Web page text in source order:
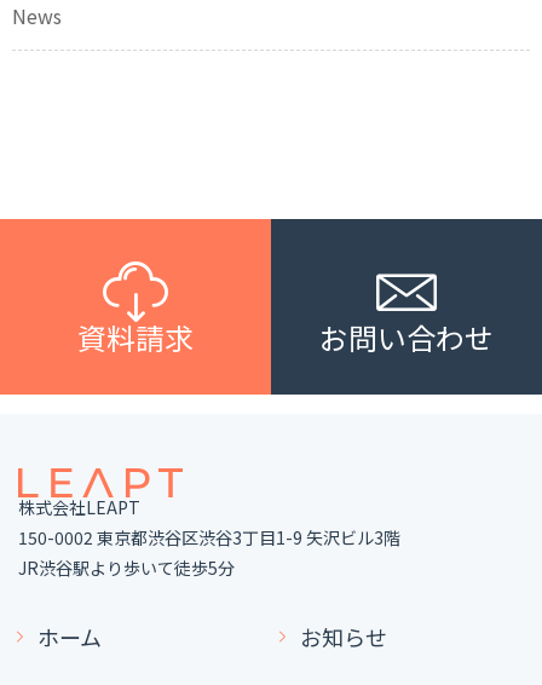
News
資料請求 お問い合わせ
株式会社LEAPT
150-0002 東京都渋谷区渋谷3丁目1-9 矢沢ビル3階
JR渋谷駅より歩いて徒歩5分
ホーム お知らせ